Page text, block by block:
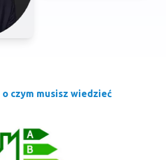
o czym musisz wiedzieć